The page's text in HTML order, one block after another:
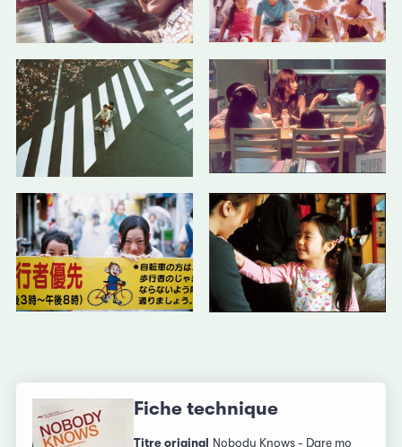
Fiche technique
Titre original Nobody Knows - Dare mo